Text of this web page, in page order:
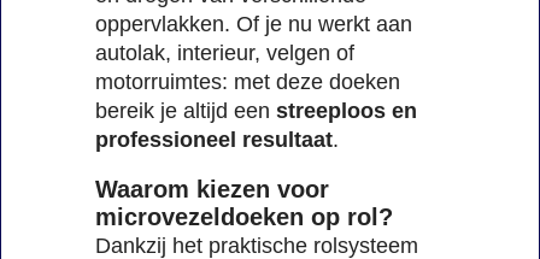
oppervlakken. Of je nu werkt aan
autolak, interieur, velgen of
motorruimtes: met deze doeken
bereik je altijd een streeploos en
professioneel resultaat.
Waarom kiezen voor
microvezeldoeken op rol?
Dankzij het praktische rolsysteem